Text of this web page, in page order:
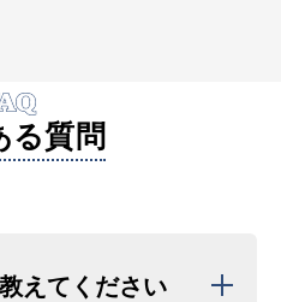
る質問
えてください